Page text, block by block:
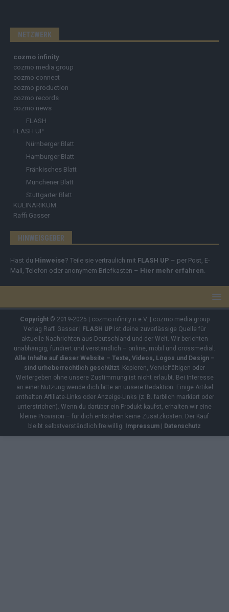
NETZWERK
cozmo infinity
cozmo media group
cozmo connect
cozmo production
cozmo records
cozmo news
FLASH
FLASH UP
Nürnberger Blatt
Hamburger Blatt
Fränkisches Blatt
Münchener Blatt
Stuttgarter Blatt
KULINARIKUM.
Raffi Gasser
HINWEISGEBER
Hast du Hinweise? Teile sie vertraulich mit FLASH UP – per Post, E-
Mail, Telefon oder anonymem Briefkasten – Hier mehr erfahren
Copyright© 2019-2025 | cozmo infinity n.e.V. | cozmo media group
Verlag Raffi Gasser |
FLASH UPist deine zuverlässige Quelle für
aktuelle Nachrichten aus Deutschland und der Welt. Wir berichten
unabhängig, fundiert und verständlich – online, mobil und crossmedial.
Alle Inhalte auf dieser Website – Texte, Videos, Logos und Design –
sind urheberrechtlich geschützt. Kopieren, Vervielfältigen oder
Weitergeben ohne unsere Zustimmung ist nicht erlaubt. Bei Interesse
an einer Nutzung wende dich bitte an unsere Redaktion. Einige Artikel
enthalten Affiliate-Links oder Anzeige-Links (z. B. farblich markiert oder
unterstrichen). Wenn du darüber ein Produkt kaufst, erhalten wir eine
kleine Provision – für dich entstehen keine Zusatzkosten. Der Kauf
bleibt selbstverständlich freiwillig.
Impressum Datenschutz